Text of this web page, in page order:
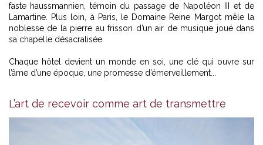
faste haussmannien, témoin du passage de Napoléon III et de
Lamartine. Plus loin, à Paris, le Domaine Reine Margot mêle la
noblesse de la pierre au frisson d’un air de musique joué dans
sa chapelle désacralisée.
Chaque hôtel devient un monde en soi, une clé qui ouvre sur
l’âme d’une époque, une promesse d’émerveillement...
L’art de recevoir comme art de transmettre